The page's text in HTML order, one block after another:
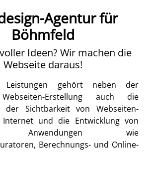
Agentur für
Böhmfeld
Ideen? Wir machen die
Webseite daraus!
Leistungen gehört neben der
Erstellung auch die
der Sichtbarkeit von Webseiten-
und die Entwicklung von
Anwendungen wie
Berechnungs- und Online-